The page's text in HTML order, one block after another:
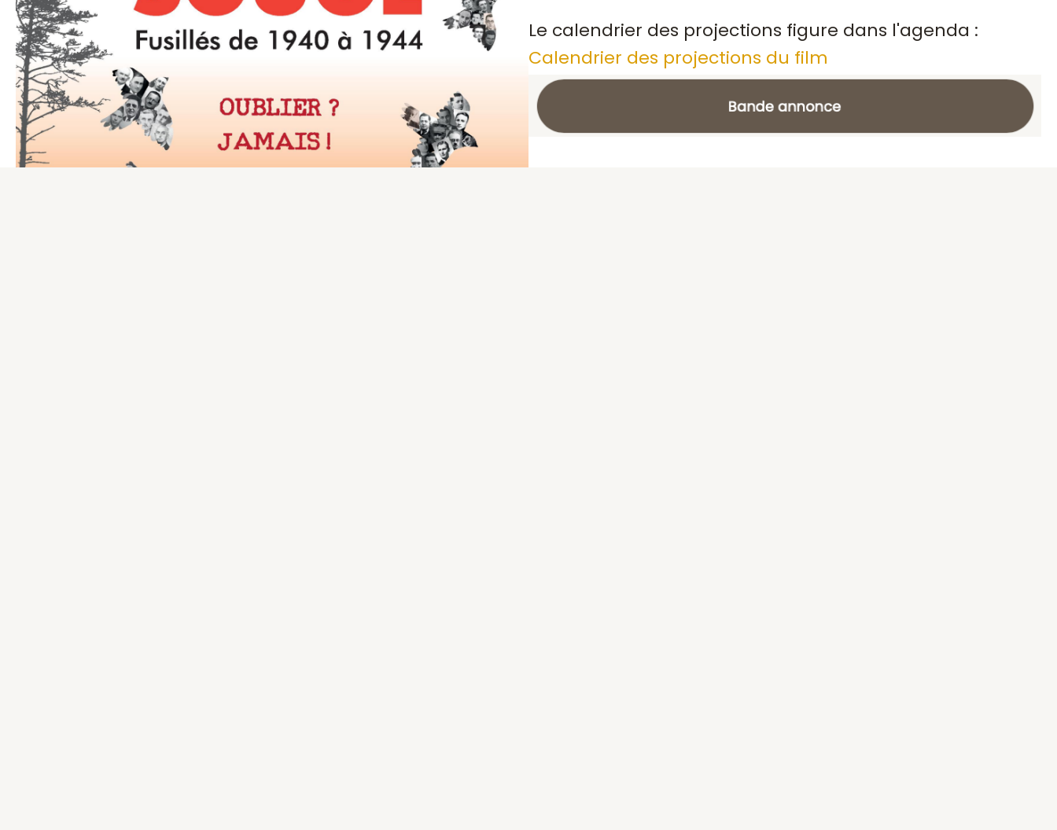
Le calendrier des projections figure dans l'agenda :
Calendrier des projections du film